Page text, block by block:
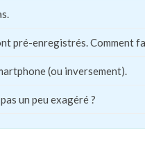
pré-enregistrés. Comment
(ou inversement).
un peu exagéré ?